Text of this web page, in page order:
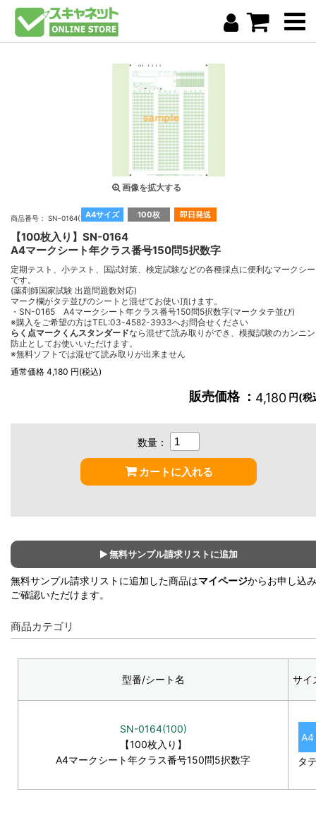
画像を拡大する
A4サイズ 100枚 即日発送
商品番号： SN-0164(100)
【100枚入り】SN-0164
A4マークシート年クラス番号150問5択数字
定期テスト、小テスト、国試対策、検定試験などの各種採点に便利なマークシ
です。
(薬剤師国家試験 出題問題数対応)
マーク欄がタテ並びのシートと混ぜてお使い頂けます。
・SN-0165 A4マークシート年クラス番号150問5択数字(マークタテ並び)
※購入をご希望の方はTEL:03-4582-3933へお問合せください
らく点マークくんスタンダードなら混ぜて読み取りができ、模擬試験のカンニ
防止としてお使いいただけます。
※無料ソフトでは混ぜて読み取りが出来ません
通常価格 4,180 円(税込)
販売価格 ： 4,180 円(税
数量：
カートに入れる
無料サンプル請求リストに追加
無料サンプル請求リストに追加した商品はマイページからお申し込
ご確認いただけます。
商品カテゴリ
型番/シート名 サイ
SN-0164(100)
【100枚入り】
A4マークシート年クラス番号150問5択数字
A4
タ